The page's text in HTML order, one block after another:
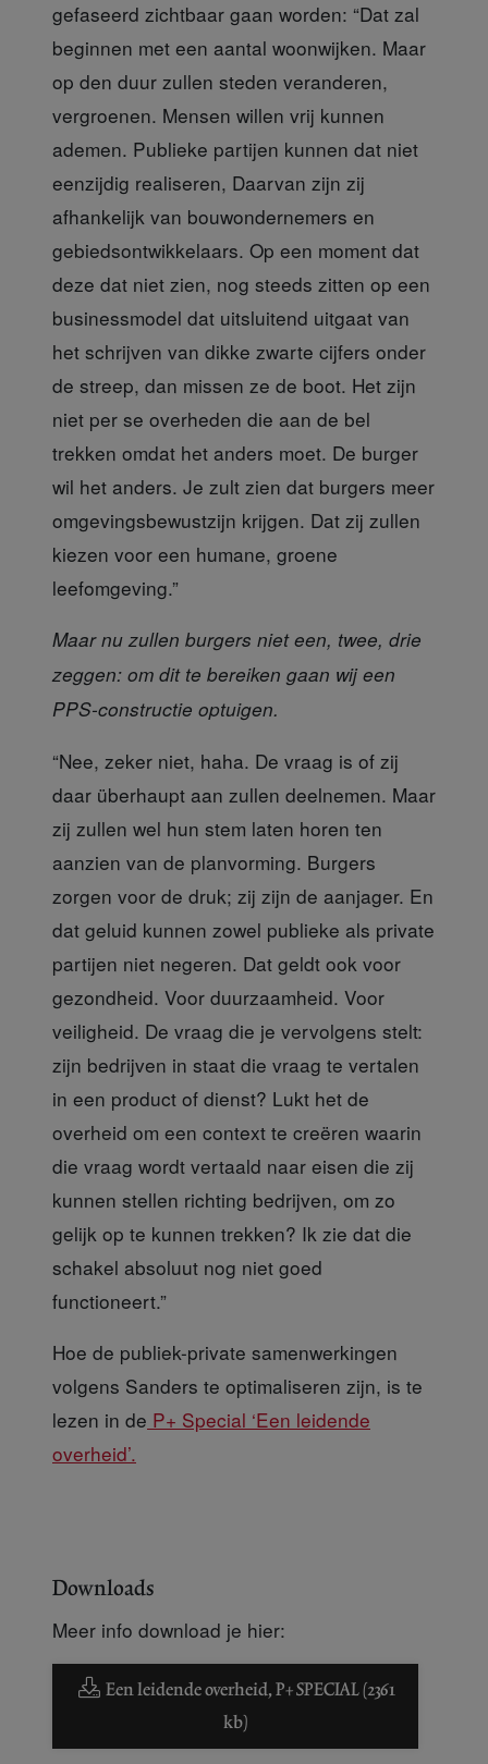
gefaseerd zichtbaar gaan worden: “Dat zal
beginnen met een aantal woonwijken. Maar
op den duur zullen steden veranderen,
vergroenen. Mensen willen vrij kunnen
ademen. Publieke partijen kunnen dat niet
eenzijdig realiseren, Daarvan zijn zij
afhankelijk van bouwondernemers en
gebiedsontwikkelaars. Op een moment dat
deze dat niet zien, nog steeds zitten op een
businessmodel dat uitsluitend uitgaat van
het schrijven van dikke zwarte cijfers onder
de streep, dan missen ze de boot. Het zijn
niet per se overheden die aan de bel
trekken omdat het anders moet. De burger
wil het anders. Je zult zien dat burgers meer
omgevingsbewustzijn krijgen. Dat zij zullen
kiezen voor een humane, groene
leefomgeving.”
Maar nu zullen burgers niet een, twee, drie
zeggen: om dit te bereiken gaan wij een
PPS-constructie optuigen.
“Nee, zeker niet, haha. De vraag is of zij
daar überhaupt aan zullen deelnemen. Maar
zij zullen wel hun stem laten horen ten
aanzien van de planvorming. Burgers
zorgen voor de druk; zij zijn de aanjager. En
dat geluid kunnen zowel publieke als private
partijen niet negeren. Dat geldt ook voor
gezondheid. Voor duurzaamheid. Voor
veiligheid. De vraag die je vervolgens stelt:
zijn bedrijven in staat die vraag te vertalen
in een product of dienst? Lukt het de
overheid om een context te creëren waarin
die vraag wordt vertaald naar eisen die zij
kunnen stellen richting bedrijven, om zo
gelijk op te kunnen trekken? Ik zie dat die
schakel absoluut nog niet goed
functioneert.”
Hoe de publiek-private samenwerkingen
volgens Sanders te optimaliseren zijn, is te
lezen in de P+ Special ‘Een leidende
overheid’.
Downloads
Meer info download je hier:
Een leidende overheid, P+ SPECIAL (2361
kb)